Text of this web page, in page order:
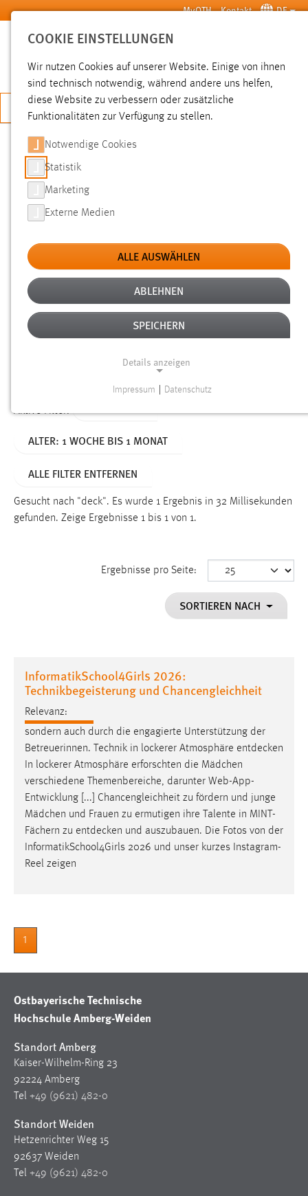
Zum Hauptinhalt springen MyOTH Kontakt DE
SUCHE
JETZT BEWERBEN
SUCHE
FILTER
Typ
Erstellungsdatum
Alter
Aktive Filter:
ALTER: 1 WOCHE BIS 1 MONAT
ALLE FILTER ENTFERNEN
Gesucht nach "deck". Es wurde 1 Ergebnis in 32 Millisekunden
gefunden. Zeige Ergebnisse 1 bis 1 von 1.
Ergebnisse pro Seite:
SORTIEREN NACH
InformatikSchool4Girls 2026:
Technikbegeisterung und Chancengleichheit
Relevanz:
sondern auch durch die engagierte Unterstützung der
Betreuerinnen. Technik in lockerer Atmosphäre entdecken
In lockerer Atmosphäre erforschten die Mädchen
verschiedene Themenbereiche, darunter Web-App-
Entwicklung [...] Chancengleichheit zu fördern und junge
Mädchen und Frauen zu ermutigen ihre Talente in MINT-
Fächern zu entdecken und auszubauen. Die Fotos von der
InformatikSchool4Girls 2026 und unser kurzes Instagram-
Reel zeigen
1
Ostbayerische Technische
Hochschule Amberg-Weiden
Standort Amberg
Kaiser-Wilhelm-Ring 23
92224 Amberg
Tel +49 (9621) 482-0
Standort Weiden
Hetzenrichter Weg 15
92637 Weiden
Tel +49 (9621) 482-0
COOKIE EINSTELLUNGEN
Wir nutzen Cookies auf unserer Website. Einige von ihnen
sind technisch notwendig, während andere uns helfen,
diese Website zu verbessern oder zusätzliche
Funktionalitäten zur Verfügung zu stellen.
Notwendige Cookies
Statistik
Marketing
Externe Medien
ALLE AUSWÄHLEN
ABLEHNEN
SPEICHERN
Details anzeigen
Funktionen und sind für die einwandfreie Funktion der
Name:
Dieser Cookie speichert die ausgewählten Einverständnis-
Performance
Name:
staticfilecache
Zweck:
Für performante Seitenauslieferung wird in diesem Cookie
gespeichert, ob man eingeloggt ist.
Sprachpräferenz
Name:
site-language-preference
Zweck:
Chat
Name:
chat-frame-style-5e9dbeb1811c0446
Zweck:
Wird benötigt um die Chatfunktion nutzen zu können.
Cookie Laufzeit:
5e9dbeb1811c0446 = Sitzungslaufzeit, mibew_locale = 3
Jahre, MIBEW_UserID = 1 Jahr
Login
Impressum Datenschutz